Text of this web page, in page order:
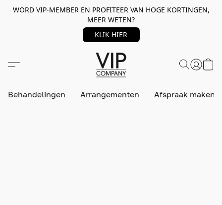
WORD VIP-MEMBER EN PROFITEER VAN HOGE KORTINGEN,
MEER WETEN?
KLIK HIER
Behandelingen Arrangementen Afspraak maken